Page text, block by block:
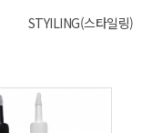
STYILING(스타일링)